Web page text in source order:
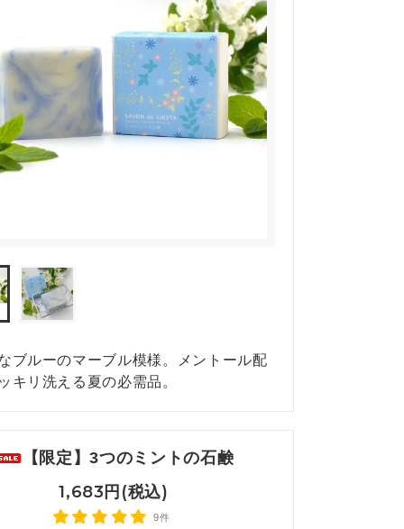
ウイルスケア
ブルーのマーブル模様。メントール配
キリ洗える夏の必需品。
【限定】3つのミントの石鹸
1,683円(税込)
9件